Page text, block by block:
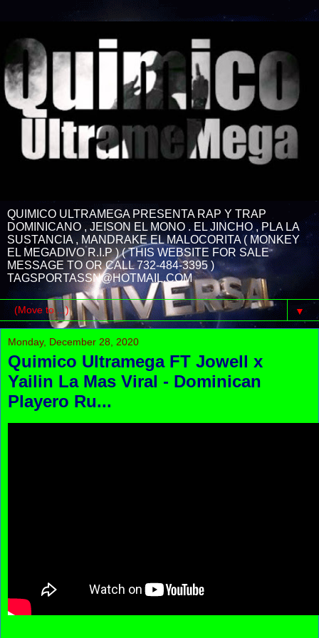
QUIMICO ULTRAMEGA PRESENTA RAP Y TRAP
DOMINICANO , JEISON EL MONO . EL JINCHO , PLA LA
SUSTANCIA , MANDRAKE EL MALOCORITA ( MONKEY
EL MEGADIVO R.I.P ) ( THIS WEBSITE FOR SALE
MESSAGE TO OR CALL 732-484-3395 )
TAGSPORTASSN@HOTMAIL.COM
▼
Monday, December 28, 2020
Quimico Ultramega FT Jowell x
Yailin La Mas Viral - Dominican
Playero Ru...